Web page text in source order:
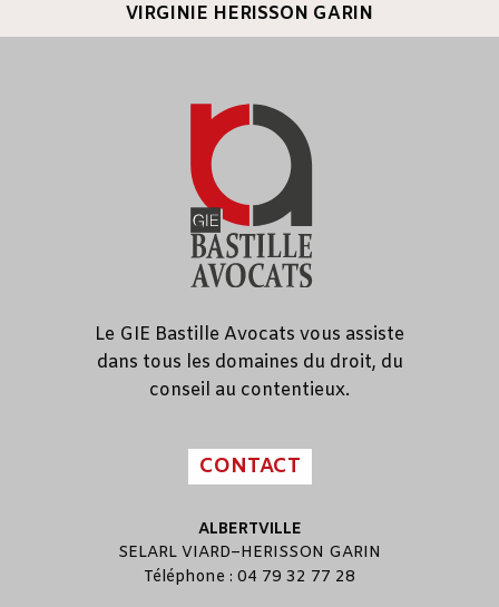
VIRGINIE HERISSON GARIN
Le GIE Bastille Avocats vous assiste
dans tous les domaines du droit, du
conseil au contentieux.
CONTACT
ALBERTVILLE
SELARL VIARD–HERISSON GARIN
Téléphone : 04 79 32 77 28